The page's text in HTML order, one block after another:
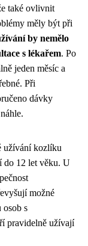
také ovlivnit
měly být při
by nemělo
s lékařem. Po
jeden měsíc a
Při
dávky
užívání kozlíku
do 12 let věku. U
možné
osob s
pravidelně užívají